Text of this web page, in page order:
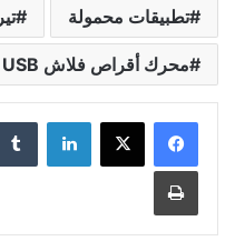
تطبيقات محمولة
محرك أقراص فلاش USB
لينكدإن
طباعة